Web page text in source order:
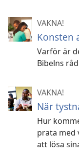
VAKNA!
Konsten
Varför är
Bibelns
VAKNA!
När
Hur
prata med
att lösa